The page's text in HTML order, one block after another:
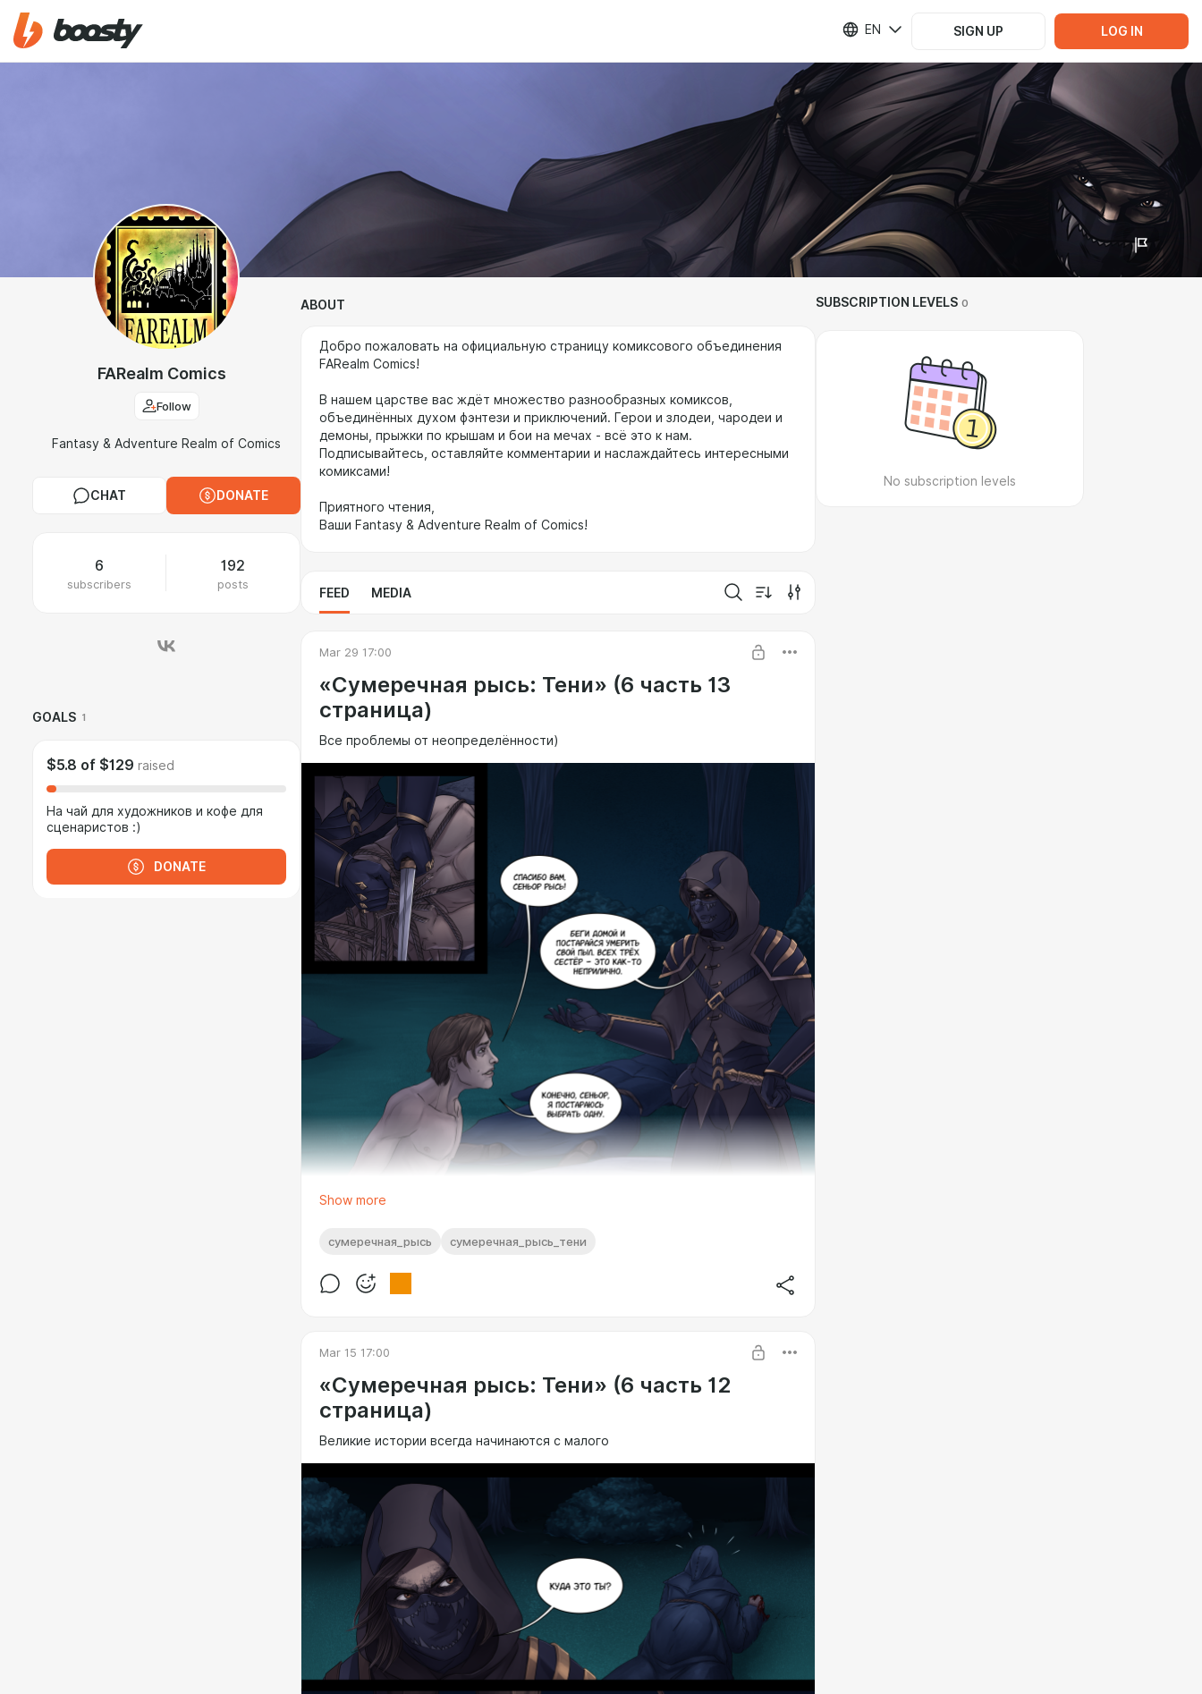
EN SIGN UP LOG IN
FARealm Comics
Follow
Fantasy & Adventure Realm of Comics
CHAT DONATE
6
subscribers
192
posts
GOALS 1
$5.8 of $129 raised
На чай для художников и кофе для
сценаристов :)
DONATE
ABOUT
Добро пожаловать на официальную страницу комиксового объединения
FARealm Comics!
В нашем царстве вас ждёт множество разнообразных комиксов,
объединённых духом фэнтези и приключений. Герои и злодеи, чародеи и
демоны, прыжки по крышам и бои на мечах - всё это к нам.
Подписывайтесь, оставляйте комментарии и наслаждайтесь интересными
комиксами!
Приятного чтения,
Ваши Fantasy & Adventure Realm of Comics!
FEED MEDIA
Mar 29 17:00
«Сумеречная рысь: Тени» (6 часть 13
страница)
Все проблемы от неопределённости)
P.S. Следующая страница 12-го апреля в 20:00
Show more
сумеречная_рысь сумеречная_рысь_тени
Mar 15 17:00
«Сумеречная рысь: Тени» (6 часть 12
страница)
Великие истории всегда начинаются с малого
SUBSCRIPTION LEVELS 0
No subscription levels